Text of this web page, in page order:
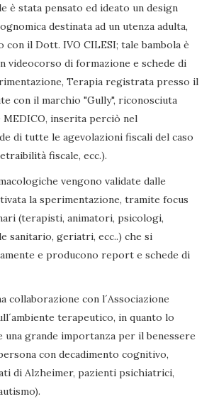
è stata pensato ed ideato un design
destinata ad un utenza adulta,
il Dott. IVO CILESI; tale bambola è
videocorso di formazione e schede di
Terapia registrata presso il
con il marchio "Gully", riconosciuta
MEDICO, inserita perciò nel
di tutte le agevolazioni fiscali del caso
fiscale, ecc.).
vengono validate dalle
la sperimentazione, tramite focus
(terapisti, animatori, psicologi,
sanitario, geriatri, ecc..) che si
e producono report e schede di
collaborazione con l´Associazione
terapeutico, in quanto lo
grande importanza per il benessere
con decadimento cognitivo,
di Alzheimer, pazienti psichiatrici,